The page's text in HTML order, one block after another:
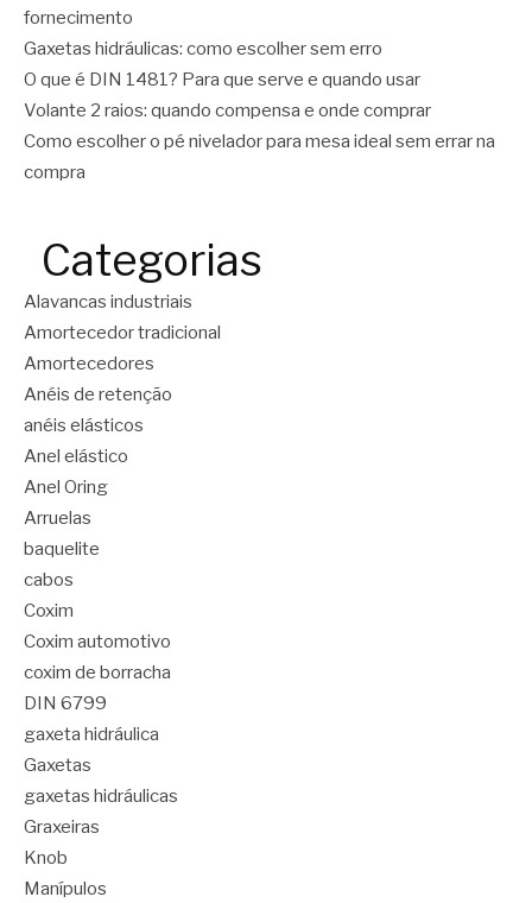
fornecimento
Gaxetas hidráulicas: como escolher sem erro
O que é DIN 1481? Para que serve e quando usar
Volante 2 raios: quando compensa e onde comprar
Como escolher o pé nivelador para mesa ideal sem errar na
compra
Categorias
Alavancas industriais
Amortecedor tradicional
Amortecedores
Anéis de retenção
anéis elásticos
Anel elástico
Anel Oring
Arruelas
baquelite
cabos
Coxim
Coxim automotivo
coxim de borracha
DIN 6799
gaxeta hidráulica
Gaxetas
gaxetas hidráulicas
Graxeiras
Knob
Manípulos